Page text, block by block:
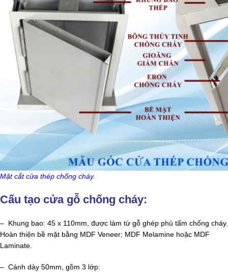
Mặt cắt cửa thép chống cháy.
Cấu tạo cửa gỗ chống cháy:
– Khung bao: 45 x 110mm, được làm từ gỗ ghép phủ tấm chống cháy.
Hoàn thiện bề mặt bằng MDF Veneer; MDF Melamine hoặc MDF
Laminate.
– Cánh dày 50mm, gồm 3 lớp: